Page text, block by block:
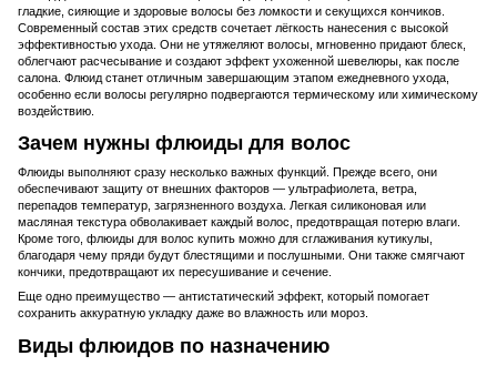
гладкие, сияющие и здоровые волосы без ломкости и секущихся кончиков.
Современный состав этих средств сочетает лёгкость нанесения с высокой
эффективностью ухода. Они не утяжеляют волосы, мгновенно придают блеск,
облегчают расчесывание и создают эффект ухоженной шевелюры, как после
салона. Флюид станет отличным завершающим этапом ежедневного ухода,
особенно если волосы регулярно подвергаются термическому или химическому
воздействию.
Зачем нужны флюиды для волос
Флюиды выполняют сразу несколько важных функций. Прежде всего, они
обеспечивают защиту от внешних факторов — ультрафиолета, ветра,
перепадов температур, загрязненного воздуха. Легкая силиконовая или
масляная текстура обволакивает каждый волос, предотвращая потерю влаги.
Кроме того, флюиды для волос купить можно для сглаживания кутикулы,
благодаря чему пряди будут блестящими и послушными. Они также смягчают
кончики, предотвращают их пересушивание и сечение.
Еще одно преимущество — антистатический эффект, который помогает
сохранить аккуратную укладку даже во влажность или мороз.
Виды флюидов по назначению